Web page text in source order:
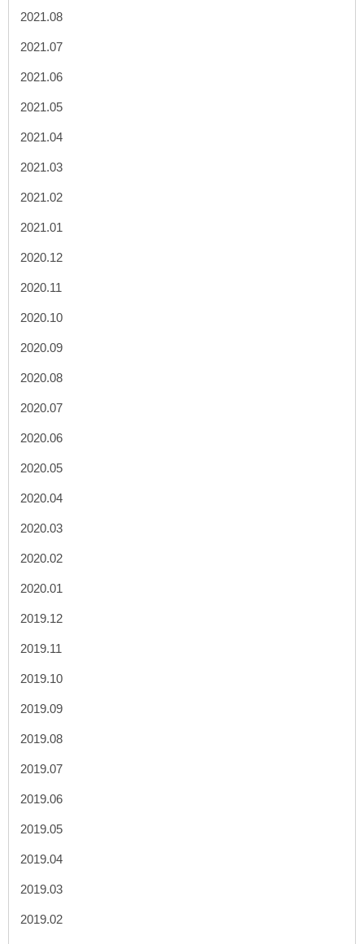
2021.08
2021.07
2021.06
2021.05
2021.04
2021.03
2021.02
2021.01
2020.12
2020.11
2020.10
2020.09
2020.08
2020.07
2020.06
2020.05
2020.04
2020.03
2020.02
2020.01
2019.12
2019.11
2019.10
2019.09
2019.08
2019.07
2019.06
2019.05
2019.04
2019.03
2019.02